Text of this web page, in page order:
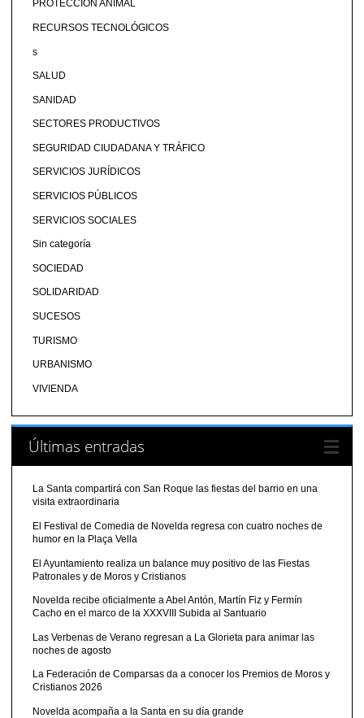
PROTECCIÓN ANIMAL
RECURSOS TECNOLÓGICOS
s
SALUD
SANIDAD
SECTORES PRODUCTIVOS
SEGURIDAD CIUDADANA Y TRÁFICO
SERVICIOS JURÍDICOS
SERVICIOS PÚBLICOS
SERVICIOS SOCIALES
Sin categoría
SOCIEDAD
SOLIDARIDAD
SUCESOS
TURISMO
URBANISMO
VIVIENDA
Últimas entradas
La Santa compartirá con San Roque las fiestas del barrio en una
visita extraordinaria
El Festival de Comedia de Novelda regresa con cuatro noches de
humor en la Plaça Vella
El Ayuntamiento realiza un balance muy positivo de las Fiestas
Patronales y de Moros y Cristianos
Novelda recibe oficialmente a Abel Antón, Martín Fiz y Fermín
Cacho en el marco de la XXXVIII Subida al Santuario
Las Verbenas de Verano regresan a La Glorieta para animar las
noches de agosto
La Federación de Comparsas da a conocer los Premios de Moros y
Cristianos 2026
Novelda acompaña a la Santa en su día grande